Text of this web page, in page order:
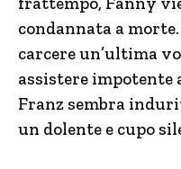
condannata a
carcere un’ultima
assistere impotente
Franz sembra
un dolente e cupo